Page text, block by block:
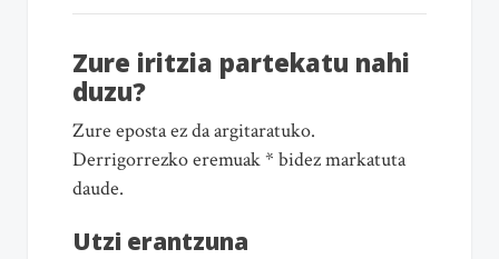
Zure iritzia partekatu nahi
duzu?
Zure eposta ez da argitaratuko.
Derrigorrezko eremuak * bidez markatuta
daude.
Utzi erantzuna